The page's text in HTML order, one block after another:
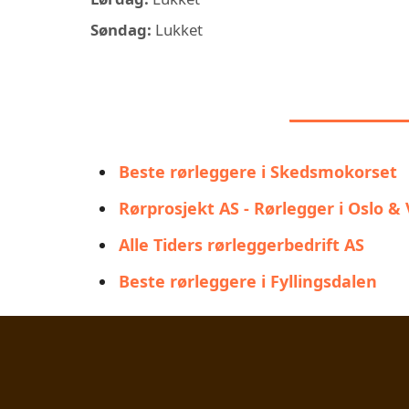
Søndag: Lukket
Beste rørleggere i Skedsmokorset
Rørprosjekt AS - Rørlegger i Oslo &
Alle Tiders rørleggerbedrift AS
Beste rørleggere i Fyllingsdalen